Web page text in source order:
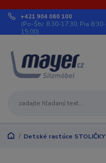
+421 904 060 100
(Po-Štv: 8:30-17:30, Pia 8:30-
15:00)
Detské rastúce STOLIČKY